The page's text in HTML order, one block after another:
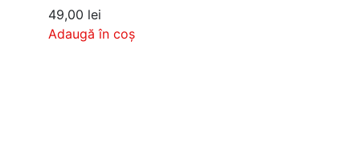
49,00 lei
Adaugă în coș